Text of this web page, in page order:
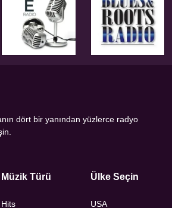
dört bir yanından yüzlerce radyo
Müzik Türü
Hits
Ülke Seçin
USA